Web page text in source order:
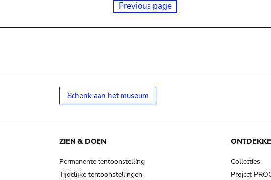
Previous page
Schenk aan het museum
ZIEN & DOEN
Permanente tentoonstelling
Tijdelijke tentoonstellingen
Collecties
Project